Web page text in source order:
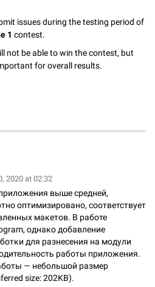
issues during the testing period of
1 contest.
not be able to win the contest, but
for overall results.
2020 at 02:32
выше средней,
оптимизировано, соответствует
макетов. В работе
однако добавление
для разнесения на модули
работы приложения.
— небольшой размер
size: 202KB).